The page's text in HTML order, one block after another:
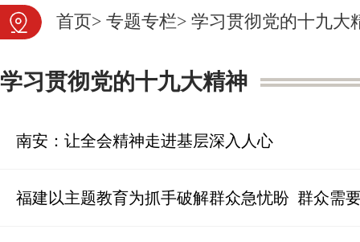
首页> 专题专栏> 学习贯彻党的十九大
学习贯彻党的十九大精神
南安：让全会精神走进基层深入人心
福建以主题教育为抓手破解群众急忧盼 群众需